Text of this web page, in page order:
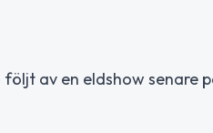
av en eldshow senare